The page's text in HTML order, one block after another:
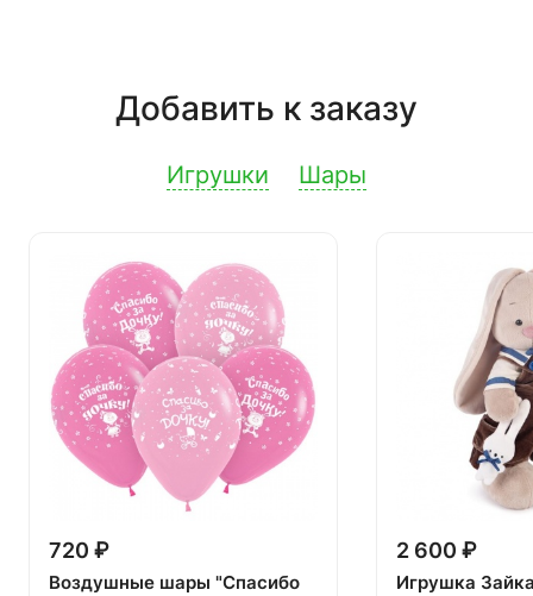
Добавить к заказу
Игрушки Шары
720 ₽
Воздушные шары "Спасибо
2 600 ₽
Игрушка